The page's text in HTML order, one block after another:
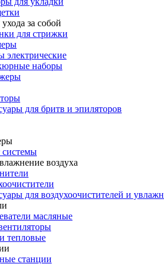
за собой
для стрижки
электрические
наборы
для бритв и эпиляторов
воздуха
для воздухоочистителей и
масляные
тепловые
станции